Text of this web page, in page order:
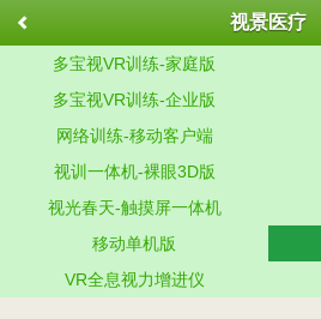
视景医疗
多宝视VR训练-家庭版
多宝视VR训练-企业版
网络训练-移动客户端
视训一体机-裸眼3D版
视光春天-触摸屏一体机
移动单机版
VR全息视力增进仪